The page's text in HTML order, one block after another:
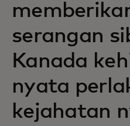
serangan
Kanada
nyata
kejahatan